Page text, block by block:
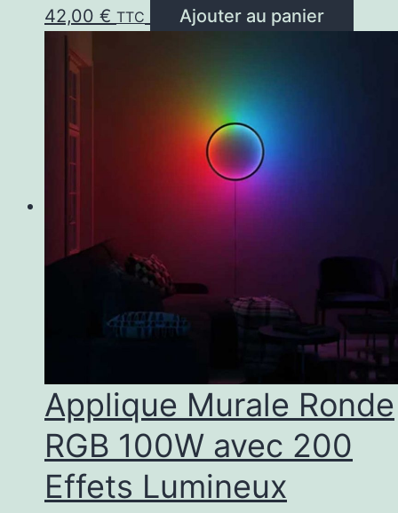
42,00 € TTC Ajouter au panier
Applique Murale Ronde
RGB 100W avec 200
Effets Lumineux